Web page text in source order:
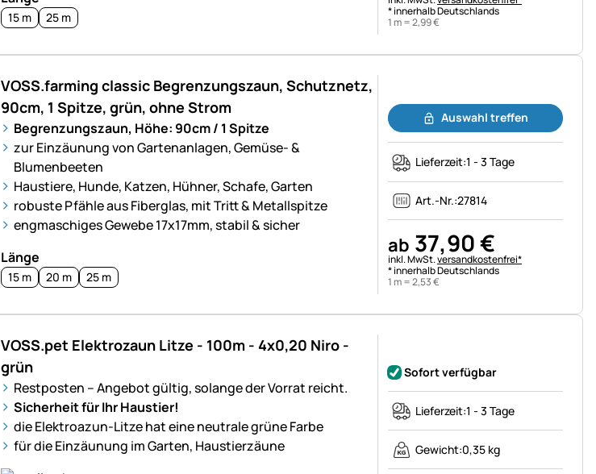
15 m 25 m
* innerhalb Deutschlands
1 m =2,99€
VOSS.farming classic Begrenzungszaun, Schutznetz,
90cm, 1 Spitze, grün, ohne Strom
Begrenzungszaun, Höhe: 90cm / 1 Spitze
zur Einzäunung von Gartenanlagen, Gemüse- &
Blumenbeeten
Haustiere, Hunde, Katzen, Hühner, Schafe, Garten
robuste Pfähle aus Fiberglas, mit Tritt & Metallspitze
engmaschiges Gewebe 17x17mm, stabil & sicher
Länge
15 m 20 m 25 m
Auswahl treffen
Lieferzeit:1 - 3 Tage
Art.-Nr.:27814
ab 37,90€
Steuerhinweis:
inkl. MwSt.versandkostenfrei*
* innerhalb Deutschlands
1 m =2,53€
VOSS.pet Elektrozaun Litze - 100m - 4x0,20 Niro -
grün
Restposten – Angebot gültig, solange der Vorrat reicht.
Sicherheit für Ihr Haustier!
die Elektroazun-Litze hat eine neutrale grüne Farbe
für die Einzäunung im Garten, Haustierzäune
Sofort verfügbar
Lieferzeit:1 - 3 Tage
Gewicht:0,35 kg